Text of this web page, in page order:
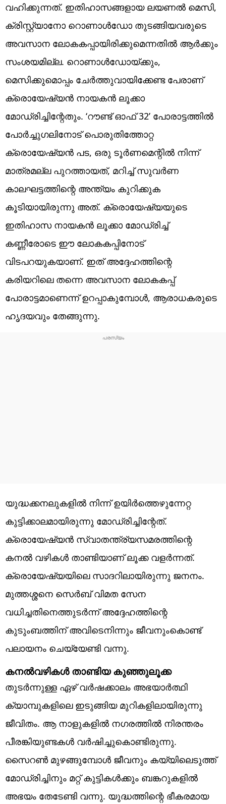
വഹിക്കുന്നത്. ഇതിഹാസങ്ങളായ ലയണല്‍ മെസി,
ക്രിസ്റ്റ്യാനോ റൊണാള്‍ഡോ തുടങ്ങിയവരുടെ
അവസാന ലോകകപ്പായിരിക്കുമെന്നതില്‍ ആര്‍ക്കും
സംശയമില്ല. റൊണാള്‍ഡോയ്ക്കും,
മെസിക്കുമൊപ്പം ചേര്‍ത്തുവായിക്കേണ്ട പേരാണ്
ക്രൊയേഷ്യന്‍ നായകന്‍ ലൂക്കാ
മോഡ്രിച്ചിന്റേതും. ‘റൗണ്ട് ഓഫ് 32’ പോരാട്ടത്തില്‍
പോര്‍ച്ചുഗലിനോട് പൊരുതിത്തോറ്റ
ക്രൊയേഷ്യന്‍ പട, ഒരു ടൂര്‍ണമെന്റില്‍ നിന്ന്
മാത്രമല്ല പുറത്തായത്, മറിച്ച് സുവര്‍ണ
കാലഘട്ടത്തിന്റെ അന്ത്യം കുറിക്കുക
കൂടിയായിരുന്നു അത്. ക്രൊയേഷ്യയുടെ
ഇതിഹാസ നായകന്‍ ലൂക്കാ മോഡ്രിച്ച്
കണ്ണീരോടെ ഈ ലോകകപ്പിനോട്
വിടപറയുകയാണ്. ഇത് അദ്ദേഹത്തിന്റെ
കരിയറിലെ തന്നെ അവസാന ലോകകപ്പ്
പോരാട്ടമാണെന്ന് ഉറപ്പാകുമ്പോള്‍, ആരാധകരുടെ
ഹൃദയവും തേങ്ങുന്നു.
യുദ്ധക്കനലുകളില്‍ നിന്ന് ഉയിര്‍ത്തെഴുന്നേറ്റ
കുട്ടിക്കാലമായിരുന്നു മോഡ്രിച്ചിന്റേത്.
ക്രൊയേഷ്യൻ സ്വാതന്ത്ര്യസമരത്തിന്റെ
കനല്‍ വഴികള്‍ താണ്ടിയാണ് ലൂക്ക വളര്‍ന്നത്.
ക്രൊയേഷ്യയിലെ സാദറിലായിരുന്നു ജനനം.
മുത്തശ്ശനെ സെർബ് വിമത സേന
വധിച്ചതിനെത്തുടർന്ന് അദ്ദേഹത്തിന്റെ
കുടുംബത്തിന്‌ അവിടെനിന്നും ജീവനുംകൊണ്ട്
പലായനം ചെയ്യേണ്ടി വന്നു.
കനല്‍വഴികള്‍ താണ്ടിയ കുഞ്ഞുലൂക്ക
തുടർന്നുള്ള ഏഴ് വർഷക്കാലം അഭയാർത്ഥി
ക്യാമ്പുകളിലെ ഇടുങ്ങിയ മുറികളിലായിരുന്നു
ജീവിതം. ആ നാളുകളിൽ നഗരത്തിൽ നിരന്തരം
പീരങ്കിയുണ്ടകൾ വർഷിച്ചുകൊണ്ടിരുന്നു.
സൈറൺ മുഴങ്ങുമ്പോൾ ജീവനും കയ്യിലെടുത്ത്
മോഡ്രിച്ചിനും മറ്റ് കുട്ടികൾക്കും ബങ്കറുകളിൽ
അഭയം തേടേണ്ടി വന്നു. യുദ്ധത്തിന്റെ ഭീകരമായ